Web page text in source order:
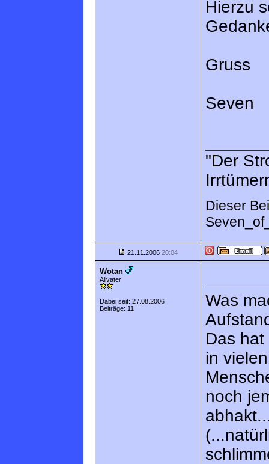
Hierzu
Gruss
Seven
"Der
Dieser
21.11.200620:04
Wotan
Allvater
Dabei seit: 27.08.2006
Beiträge: 11
Was
Das
in
noch